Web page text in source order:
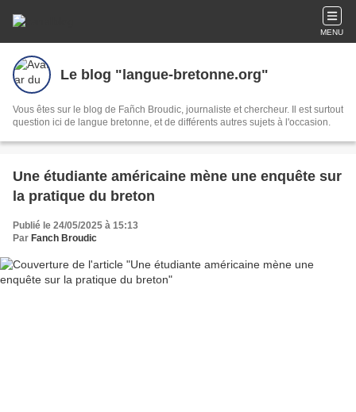
MENU
Le blog "langue-bretonne.org"
Vous êtes sur le blog de Fañch Broudic, journaliste et chercheur. Il est surtout
question ici de langue bretonne, et de différents autres sujets à l'occasion.
Une étudiante américaine mène une enquête sur
la pratique du breton
Publié le 24/05/2025 à 15:13
Par Fanch Broudic